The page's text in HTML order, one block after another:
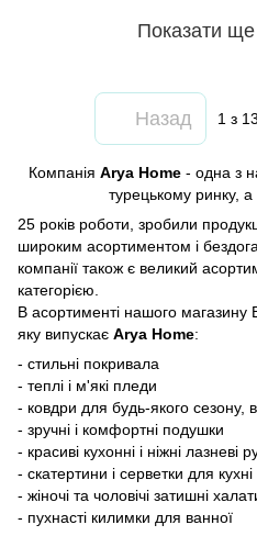
Показати ще
Назад 1з 13
Компанія Arya Home - одна з
турецькому ринку, а
25 років роботи, зробили
широким асортиментом і
компанії також є великий
категорією.
В асортименті нашого магазину
яку випускає Arya Home:
- стильні покривала
- теплі і м'які пледи
- ковдри для будь-якого сезону,
- зручні і комфортні подушки
- красиві кухонні і ніжні лазневі
- скатертини і серветки для кухні
- жіночі та чоловічі затишні
- пухнасті килимки для ванної